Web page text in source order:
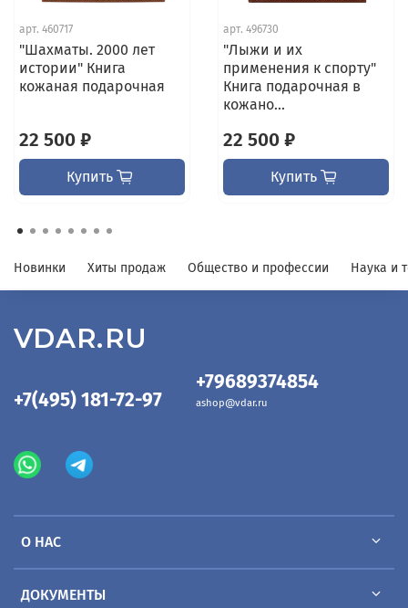
арт. 460717
"Шахматы. 2000 лет
истории" Книга
кожаная подарочная
22 500 ₽
Купить
арт. 496730
"Лыжи и их
применения к спорту"
Книга подарочная в
кожано...
22 500 ₽
Купить
Новинки Хиты продаж Общество и профессии Наука и
О НАС
ДОКУМЕНТЫ
+7(495) 181-72-97
+79689374854
ashop@vdar.ru
VDAR.RU